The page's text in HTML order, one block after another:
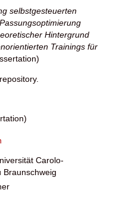
selbstgesteuerten
Hintergrund
Trainings für
Carolo-
Braunschweig